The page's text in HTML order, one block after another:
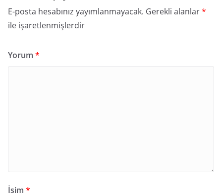
E-posta hesabınız yayımlanmayacak. Gerekli alanlar*
ile işaretlenmişlerdir
Yorum *
İsim *